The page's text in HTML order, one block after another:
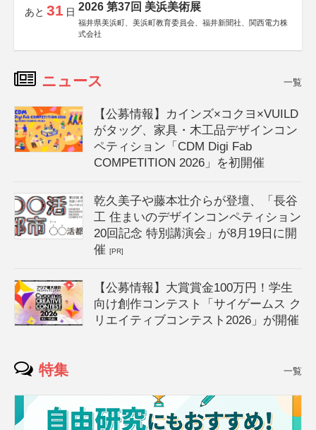
あと 31 日 2026 第37回 美浜美術展
福井県美浜町、美浜町教育委員会、福井新聞社、関西電力株
式会社
ニュース 一覧
【公募情報】カインズ×コクヨ×VUILD
がタッグ、家具・木工品デザインコン
ペティション「CDM Digi Fab
COMPETITION 2026」を初開催
乾久美子や藤本壮介らが登壇、「長谷
工 住まいのデザインコンペティション
20回記念 特別講演会」が8月19日に開
催[PR]
【公募情報】大賞賞金100万円！学生
向け創作コンテスト「サイゲームス ク
リエイティブコンテスト2026」が開催
特集 一覧